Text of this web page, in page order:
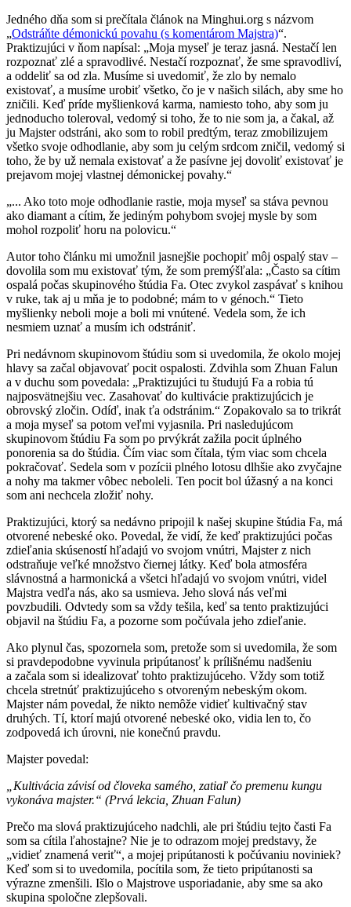
Jedného dňa som si prečítala článok na Minghui.org s názvom
„Odstráňte démonickú povahu (s komentárom Majstra)“.
Praktizujúci v ňom napísal: „Moja myseľ je teraz jasná. Nestačí len
rozpoznať zlé a spravodlivé. Nestačí rozpoznať, že sme spravodliví,
a oddeliť sa od zla. Musíme si uvedomiť, že zlo by nemalo
existovať, a musíme urobiť všetko, čo je v našich silách, aby sme ho
zničili. Keď príde myšlienková karma, namiesto toho, aby som ju
jednoducho toleroval, vedomý si toho, že to nie som ja, a čakal, až
ju Majster odstráni, ako som to robil predtým, teraz zmobilizujem
všetko svoje odhodlanie, aby som ju celým srdcom zničil, vedomý si
toho, že by už nemala existovať a že pasívne jej dovoliť existovať je
prejavom mojej vlastnej démonickej povahy.“
„... Ako toto moje odhodlanie rastie, moja myseľ sa stáva pevnou
ako diamant a cítim, že jediným pohybom svojej mysle by som
mohol rozpoliť horu na polovicu.“
Autor toho článku mi umožnil jasnejšie pochopiť môj ospalý stav –
dovolila som mu existovať tým, že som premýšľala: „Často sa cítim
ospalá počas skupinového štúdia Fa. Otec zvykol zaspávať s knihou
v ruke, tak aj u mňa je to podobné; mám to v génoch.“ Tieto
myšlienky neboli moje a boli mi vnútené. Vedela som, že ich
nesmiem uznať a musím ich odstrániť.
Pri nedávnom skupinovom štúdiu som si uvedomila, že okolo mojej
hlavy sa začal objavovať pocit ospalosti. Zdvihla som Zhuan Falun
a v duchu som povedala: „Praktizujúci tu študujú Fa a robia tú
najposvätnejšiu vec. Zasahovať do kultivácie praktizujúcich je
obrovský zločin. Odíď, inak ťa odstránim.“ Zopakovalo sa to trikrát
a moja myseľ sa potom veľmi vyjasnila. Pri nasledujúcom
skupinovom štúdiu Fa som po prvýkrát zažila pocit úplného
ponorenia sa do štúdia. Čím viac som čítala, tým viac som chcela
pokračovať. Sedela som v pozícii plného lotosu dlhšie ako zvyčajne
a nohy ma takmer vôbec neboleli. Ten pocit bol úžasný a na konci
som ani nechcela zložiť nohy.
Praktizujúci, ktorý sa nedávno pripojil k našej skupine štúdia Fa, má
otvorené nebeské oko. Povedal, že vidí, že keď praktizujúci počas
zdieľania skúseností hľadajú vo svojom vnútri, Majster z nich
odstraňuje veľké množstvo čiernej látky. Keď bola atmosféra
slávnostná a harmonická a všetci hľadajú vo svojom vnútri, videl
Majstra vedľa nás, ako sa usmieva. Jeho slová nás veľmi
povzbudili. Odvtedy som sa vždy tešila, keď sa tento praktizujúci
objavil na štúdiu Fa, a pozorne som počúvala jeho zdieľanie.
Ako plynul čas, spozornela som, pretože som si uvedomila, že som
si pravdepodobne vyvinula pripútanosť k prílišnému nadšeniu
a začala som si idealizovať tohto praktizujúceho. Vždy som totiž
chcela stretnúť praktizujúceho s otvoreným nebeským okom.
Majster nám povedal, že nikto nemôže vidieť kultivačný stav
druhých. Tí, ktorí majú otvorené nebeské oko, vidia len to, čo
zodpovedá ich úrovni, nie konečnú pravdu.
Majster povedal:
„Kultivácia závisí od človeka samého, zatiaľ čo premenu kungu
vykonáva majster.“ (Prvá lekcia, Zhuan Falun)
Prečo ma slová praktizujúceho nadchli, ale pri štúdiu tejto časti Fa
som sa cítila ľahostajne? Nie je to odrazom mojej predstavy, že
„vidieť znamená veriť“, a mojej pripútanosti k počúvaniu noviniek?
Keď som si to uvedomila, pocítila som, že tieto pripútanosti sa
výrazne zmenšili. Išlo o Majstrove usporiadanie, aby sme sa ako
skupina spoločne zlepšovali.